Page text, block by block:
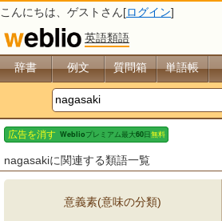
こんにちは、 ゲスト さん[ログイン]
英語類語
辞書 例文 質問箱 単語帳
nagasakiに関連する類語一覧
意義素(意味の分類)